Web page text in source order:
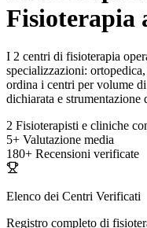
Fisioterapia
I 2 centri di fisioterapia
specializzazioni:
ordina i centri per volume
dichiarata e strumentazione
2 Fisioterapisti e cliniche
5+ Valutazione media
180+ Recensioni verificate
Elenco dei Centri Verificati
Registro completo di